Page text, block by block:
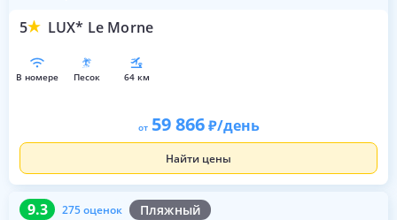
5 LUX* Le Morne
в номере песок 64 км
от 59 866 /день
Найти цены
9.3 275 оценок Пляжный
9.3 275 оценок